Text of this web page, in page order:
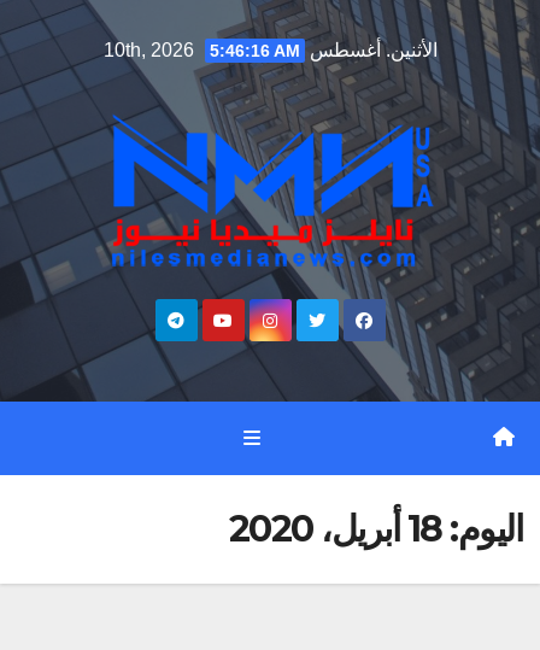
Skip
to
content
الأثنين. أغسطس 10th, 2026 5:46:17 AM
اليوم:18 أبريل، 2020